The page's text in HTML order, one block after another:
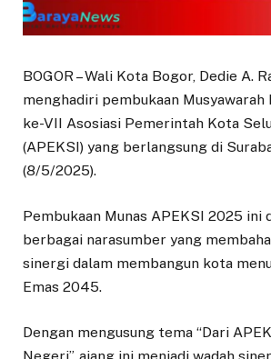
BOGOR – Wali Kota Bogor, Dedie A.
menghadiri pembukaan Musyawarah
ke-VII Asosiasi Pemerintah Kota
(APEKSI) yang berlangsung di
(8/5/2025).
Pembukaan Munas APEKSI 2025 ini
berbagai narasumber yang
sinergi dalam membangun kota
Emas 2045.
Dengan mengusung tema “Dari